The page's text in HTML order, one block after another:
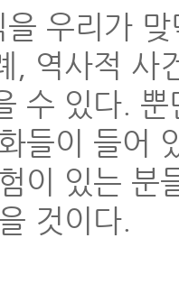
을 우리가
, 역사적 사
수 있다.
들이 들어
이 있는 분
것이다.